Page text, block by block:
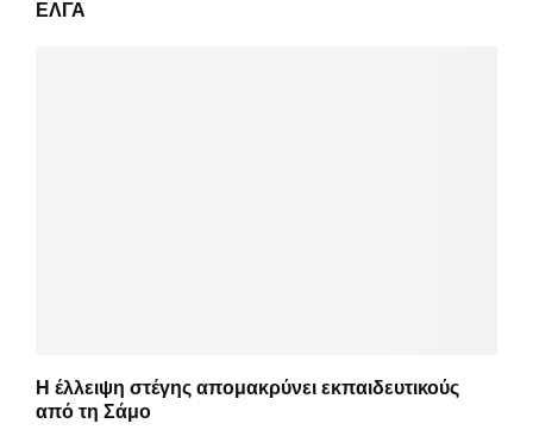
ΕΛΓΑ
Η έλλειψη στέγης απομακρύνει εκπαιδευτικούς
από τη Σάμο